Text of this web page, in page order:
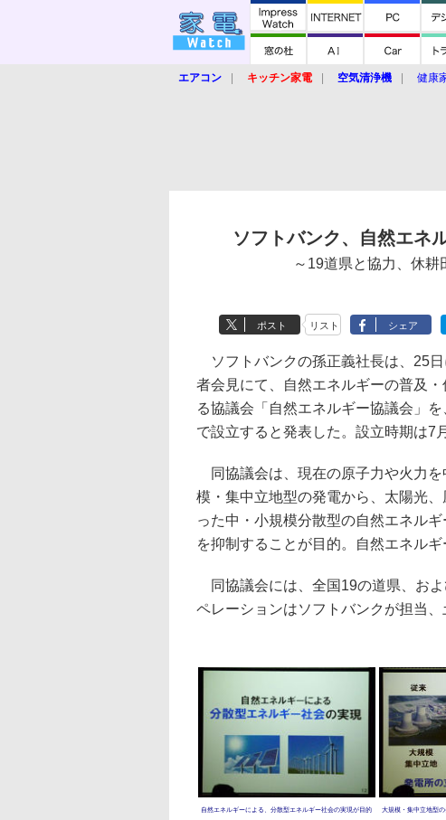
エアコン キッチン家電 空気清浄機 健康
ソフトバンク、自然エネ
～19道県と協力、休
ポスト リスト シェア
ソフトバンクの孫正義社長は、25
者会見にて、自然エネルギーの普及
る協議会「自然エネルギー協議会」を
で設立すると発表した。設立時期は7
同協議会は、現在の原子力や火力を
模・集中立地型の発電から、太陽光
った中・小規模分散型の自然エネル
を抑制することが目的。自然エネル
同協議会には、全国19の道県、お
ペレーションはソフトバンクが担当、
自然エネルギーによる、分散型エネルギー社会の実現が目的 大規模・集中立地型